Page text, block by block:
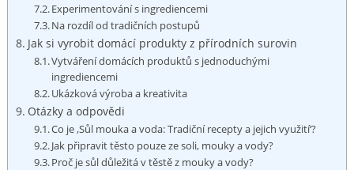
Experimentování s ingrediencemi
Na rozdíl od tradičních postupů
Jak si vyrobit domácí produkty z přírodních surovin
Vytváření domácích produktů s jednoduchými
ingrediencemi
Ukázková výroba a kreativita
Otázky a odpovědi
Co je ‚Sůl mouka a voda: Tradiční recepty a jejich využití‘?
Jak připravit těsto pouze ze soli, mouky a vody?
Proč je sůl důležitá v těstě z mouky a vody?